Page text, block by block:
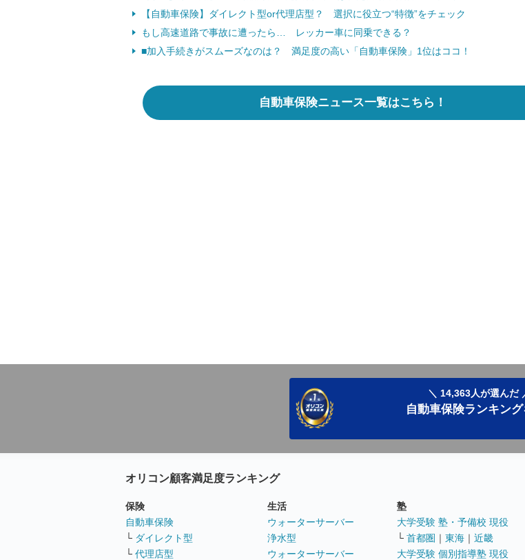
【自動車保険】ダイレクト型or代理店型？ 選択に役立つ“特徴”をチェック
もし高速道路で事故に遭ったら… レッカー車に同乗できる？
■加入手続きがスムーズなのは？ 満足度の高い「自動車保険」1位はココ！
自動車保険ニュース一覧はこちら！
＼ 14,363人が選んだ
自動車保険ランキング
オリコン顧客満足度ランキング
保険
自動車保険
└ ダイレクト型
└ 代理店型
生活
ウォーターサーバー
浄水型
ウォーターサーバー
塾
大学受験 塾・予備校 現役
└ 首都圏 ｜ 東海 ｜ 近畿
大学受験 個別指導塾 現役